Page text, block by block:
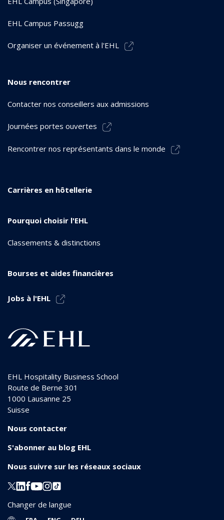
EHL Campus Passugg
Organiser un événement à l'EHL
Nous rencontrer
Contacter nos conseillers aux admissions
Journées portes ouvertes
Rencontrer nos représentants dans le monde
Carrières en hôtellerie
Pourquoi choisir l'EHL
Classements & distinctions
Bourses et aides financières
Jobs à l'EHL
EHL Hospitality Business School
Route de Berne 301
1000 Lausanne 25
Suisse
Nous contacter
S'abonner au blog EHL
Nous suivre sur les réseaux sociaux
Changer de langue